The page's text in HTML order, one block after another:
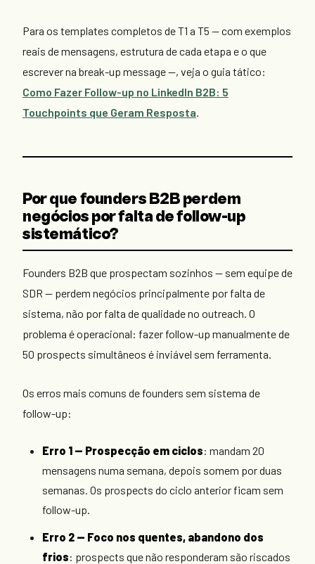
Para os templates completos de T1 a T5 — com exemplos
reais de mensagens, estrutura de cada etapa e o que
escrever na break-up message —, veja o guia tático:
Como Fazer Follow-up no LinkedIn B2B: 5
Touchpoints que Geram Resposta.
Por que founders B2B perdem
negócios por falta de follow-up
sistemático?
Founders B2B que prospectam sozinhos — sem equipe de
SDR — perdem negócios principalmente por falta de
sistema, não por falta de qualidade no outreach. O
problema é operacional: fazer follow-up manualmente de
50 prospects simultâneos é inviável sem ferramenta.
Os erros mais comuns de founders sem sistema de
follow-up:
Erro 1 — Prospecção em ciclos: mandam 20
mensagens numa semana, depois somem por duas
semanas. Os prospects do ciclo anterior ficam sem
follow-up.
Erro 2 — Foco nos quentes, abandono dos
frios: prospects que não responderam são riscados